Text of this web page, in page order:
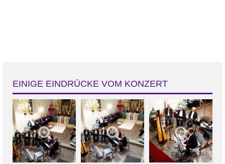
EINIGE EINDRÜCKE VOM KONZERT